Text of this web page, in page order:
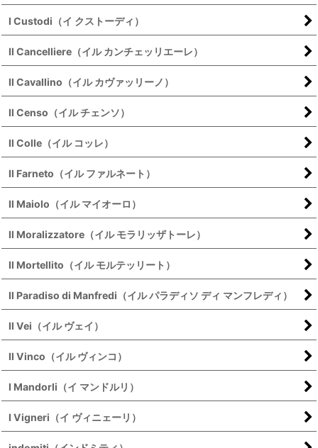
I Custodi（イ クストーディ）
Il Cancelliere（イル カンチェッリエーレ）
Il Cavallino（イル カヴァッリーノ）
Il Censo（イル チェンソ）
Il Colle（イル コッレ）
Il Farneto（イル ファルネート）
Il Maiolo（イル マイオーロ）
Il Moralizzatore（イル モラリッザトーレ）
Il Mortellito（イル モルテッリート）
Il Paradiso di Manfredi（イル パラディソ ディ マンフレディ）
Il Vei（イル ヴェイ）
Il Vinco（イル ヴィンコ）
I Mandorli（イ マンドルリ）
I Vigneri（イ ヴィニェーリ）